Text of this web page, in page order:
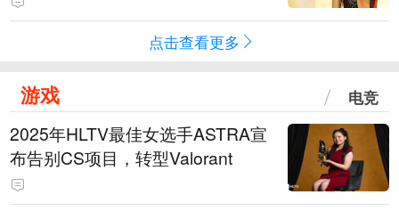
点击查看更多
游戏 电竞
2025年HLTV最佳女选手ASTRA宣
布告别CS项目，转型Valorant